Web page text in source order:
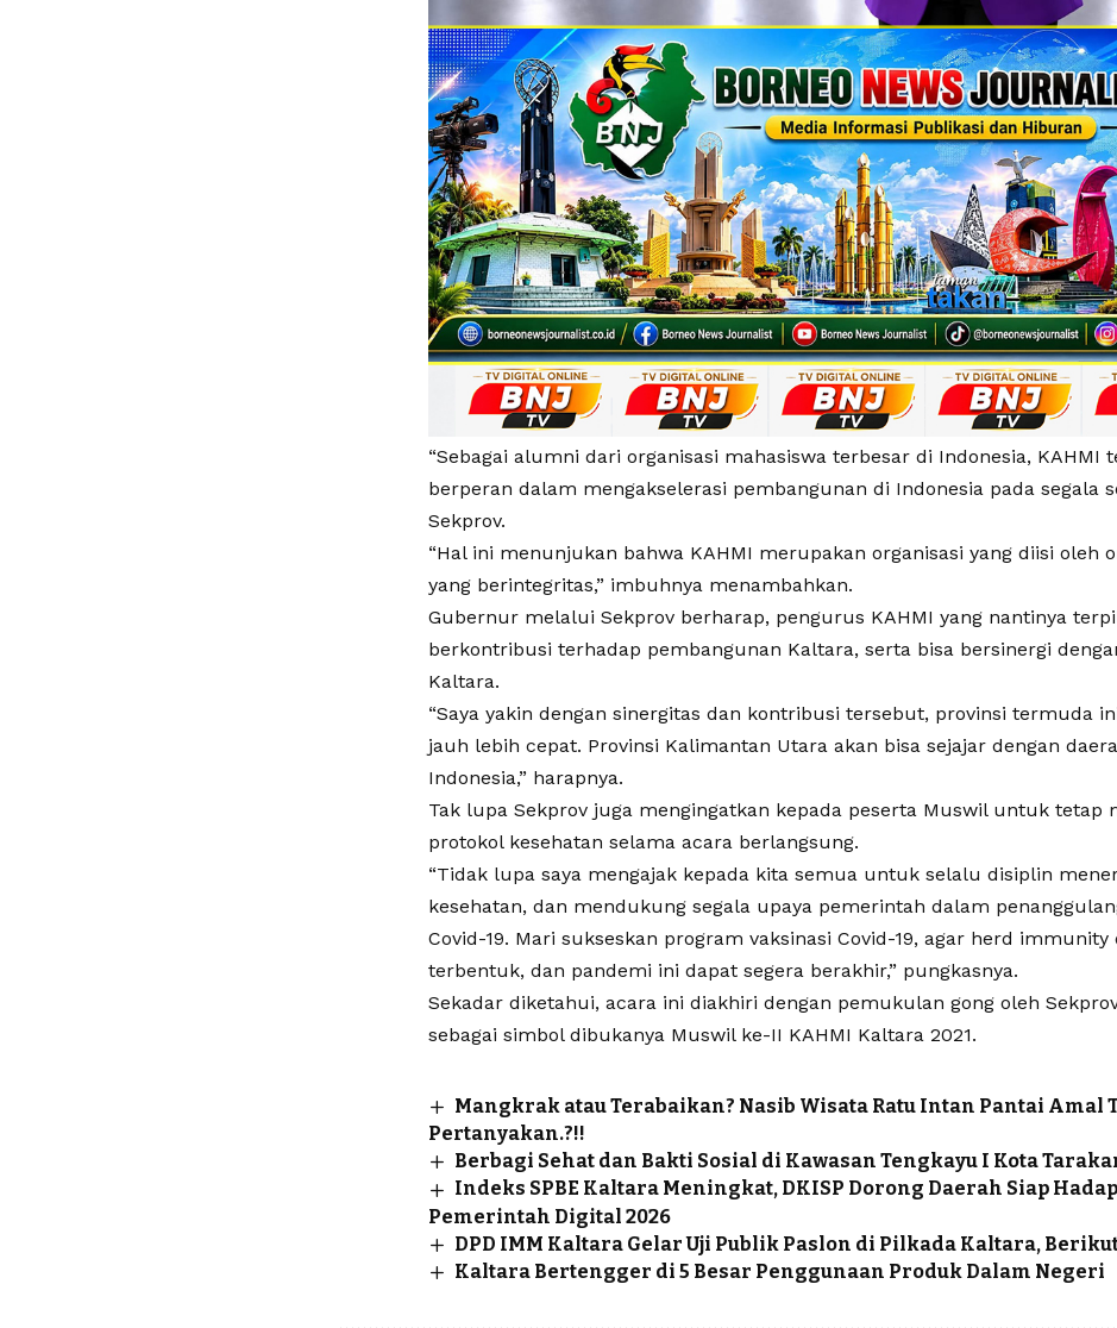
“Sebagai alumni dari organisasi mahasiswa terbesar di Indonesia, KAHMI
berperan dalam mengakselerasi pembangunan di Indonesia pada segala
Sekprov.
“Hal ini menunjukan bahwa KAHMI merupakan organisasi yang diisi oleh
yang berintegritas,” imbuhnya menambahkan.
Gubernur melalui Sekprov berharap, pengurus KAHMI yang nantinya
berkontribusi terhadap pembangunan Kaltara, serta bisa bersinergi
Kaltara.
“Saya yakin dengan sinergitas dan kontribusi tersebut, provinsi termuda
jauh lebih cepat. Provinsi Kalimantan Utara akan bisa sejajar dengan
Indonesia,” harapnya.
Tak lupa Sekprov juga mengingatkan kepada peserta Muswil untuk tetap
protokol kesehatan selama acara berlangsung.
“Tidak lupa saya mengajak kepada kita semua untuk selalu disiplin
kesehatan, dan mendukung segala upaya pemerintah dalam
Covid-19. Mari sukseskan program vaksinasi Covid-19, agar herd immunity
terbentuk, dan pandemi ini dapat segera berakhir,” pungkasnya.
Sekadar diketahui, acara ini diakhiri dengan pemukulan gong oleh
sebagai simbol dibukanya Muswil ke-II KAHMI Kaltara 2021.
Mangkrak atau Terabaikan? Nasib Wisata Ratu Intan Pantai Amal
Pertanyakan.?!!
Berbagi Sehat dan Bakti Sosial di Kawasan Tengkayu I Kota
Indeks SPBE Kaltara Meningkat, DKISP Dorong Daerah Siap
Pemerintah Digital 2026
DPD IMM Kaltara Gelar Uji Publik Paslon di Pilkada Kaltara,
Kaltara Bertengger di 5 Besar Penggunaan Produk Dalam Negeri